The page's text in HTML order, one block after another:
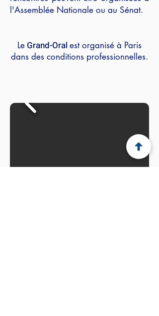
l'Assemblée Nationale ou au Sénat.
Le Grand-Oral est organisé à Paris
dans des conditions professionnelles.